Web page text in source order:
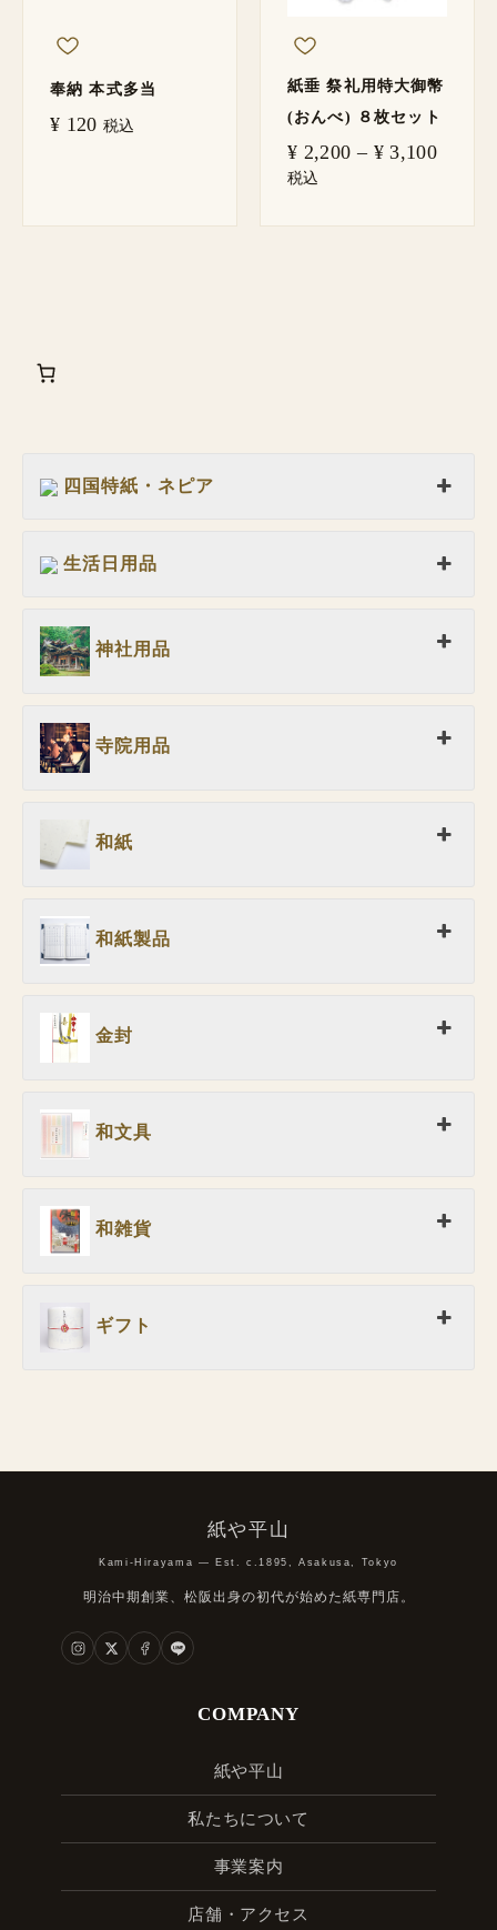
四国特紙・ネピア
生活日用品
神社用品
寺院用品
和紙
和紙製品
金封
和文具
和雑貨
ギフト
奉納 本式多当
¥ 120 税込
紙垂 祭礼用特大御幣
(おんべ) ８枚セット
¥ 2,200 – ¥3,100
税込
紙や平山
Kami-Hirayama — Est. c.1895, Asakusa, Tokyo
明治中期創業、松阪出身の初代が始めた紙専門店。
COMPANY
紙や平山
私たちについて
事業案内
店舗・アクセス